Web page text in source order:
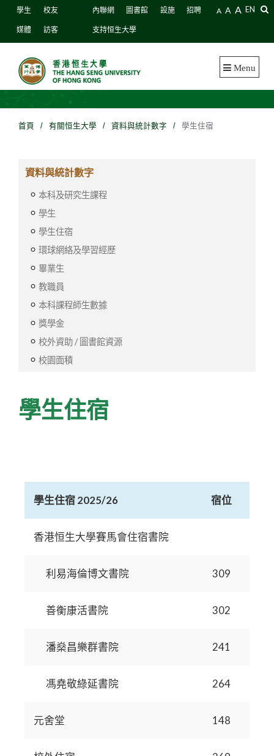
學生 校友
媒體 訪客
內聯網 圖書館 設施 招聘
支持恒生大學
A A A EN
Menu
首頁 / 有關恒生大學 / 資料與統計數字 / 學生住宿
資料與統計數字
本科及研究生課程
學生
學生住宿
環球網絡及學習經歷
畢業生
教職員
本科課程師生數據
獎學金
校外資助 / 圖書館資源
校園面積
學生住宿
學生住宿 2025/26 宿位
香港恒生大學賽馬會住宿書院
利易海倫博文書院 309
善衡康活書院 302
潘燊昌樂群書院 241
馮堯敬綠延書院 264
元舍堂 148